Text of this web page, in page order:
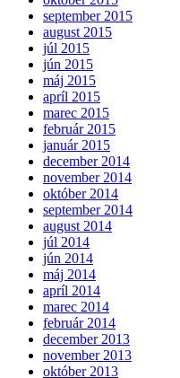
september 2015
august 2015
júl 2015
jún 2015
máj 2015
apríl 2015
marec 2015
február 2015
január 2015
december 2014
november 2014
október 2014
september 2014
august 2014
júl 2014
jún 2014
máj 2014
apríl 2014
marec 2014
február 2014
december 2013
november 2013
október 2013